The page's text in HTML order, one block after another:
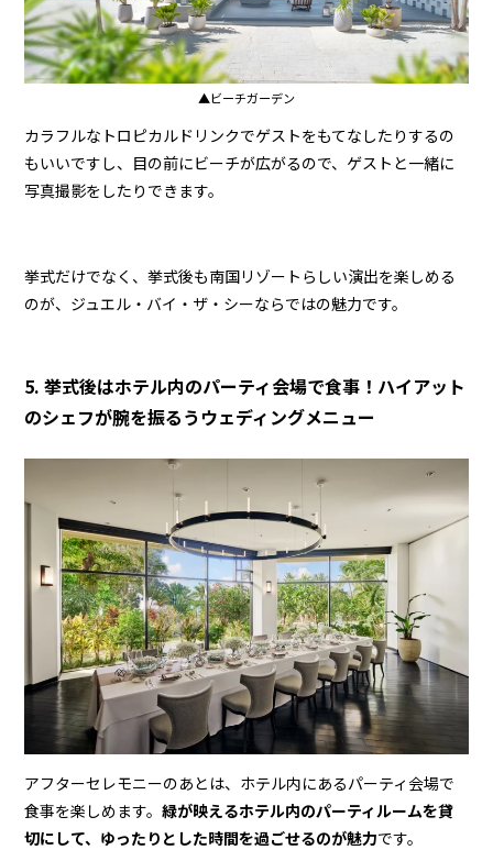
▲ビーチガーデン
カラフルなトロピカルドリンクでゲストをもてなしたりするの
もいいですし、目の前にビーチが広がるので、ゲストと一緒に
写真撮影をしたりできます。
挙式だけでなく、挙式後も南国リゾートらしい演出を楽しめる
のが、ジュエル・バイ・ザ・シーならではの魅力です。
5. 挙式後はホテル内のパーティ会場で食事！ハイアット
のシェフが腕を振るうウェディングメニュー
アフターセレモニーのあとは、ホテル内にあるパーティ会場で
食事を楽しめます。緑が映えるホテル内のパーティルームを貸
切にして、ゆったりとした時間を過ごせるのが魅力です。